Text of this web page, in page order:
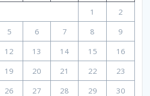
1
2
5 6 7 8
9
12 13 14 15
16
19 20 21 22
23
26 27 28 29
30